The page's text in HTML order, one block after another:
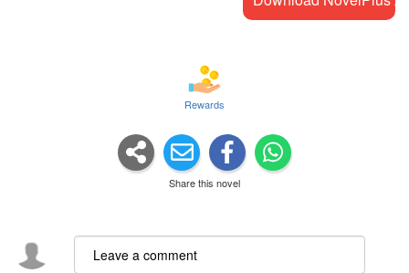
Rewards
Share this novel